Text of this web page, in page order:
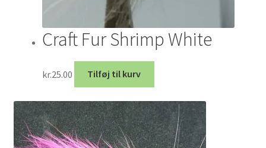
Craft Fur Shrimp White
kr.25.00 Tilføj til kurv